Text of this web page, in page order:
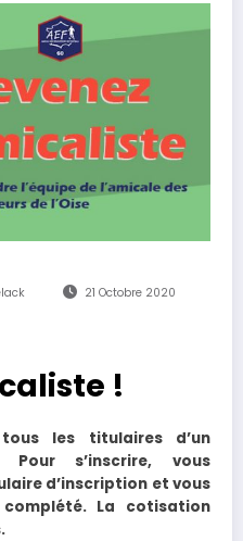
21 Octobre 2020
!
les titulaires d’un
Pour s’inscrire, vous
d’inscription et vous
La cotisation